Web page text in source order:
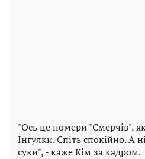
"Ось це номери "Смерчів",
Інгулки. Спіть спокійно. А
суки", - каже Кім за кадром.